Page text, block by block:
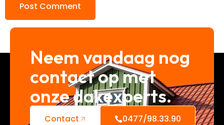
Neem vandaag nog
contact op met
onze dakexperts.
Contact 0477/98.33.90